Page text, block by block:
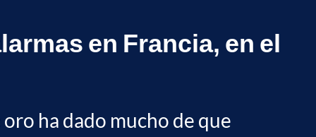
en Francia, en el
ha dado mucho de que